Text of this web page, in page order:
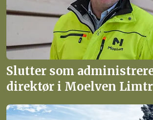
Slutter som
direktør i Moelven